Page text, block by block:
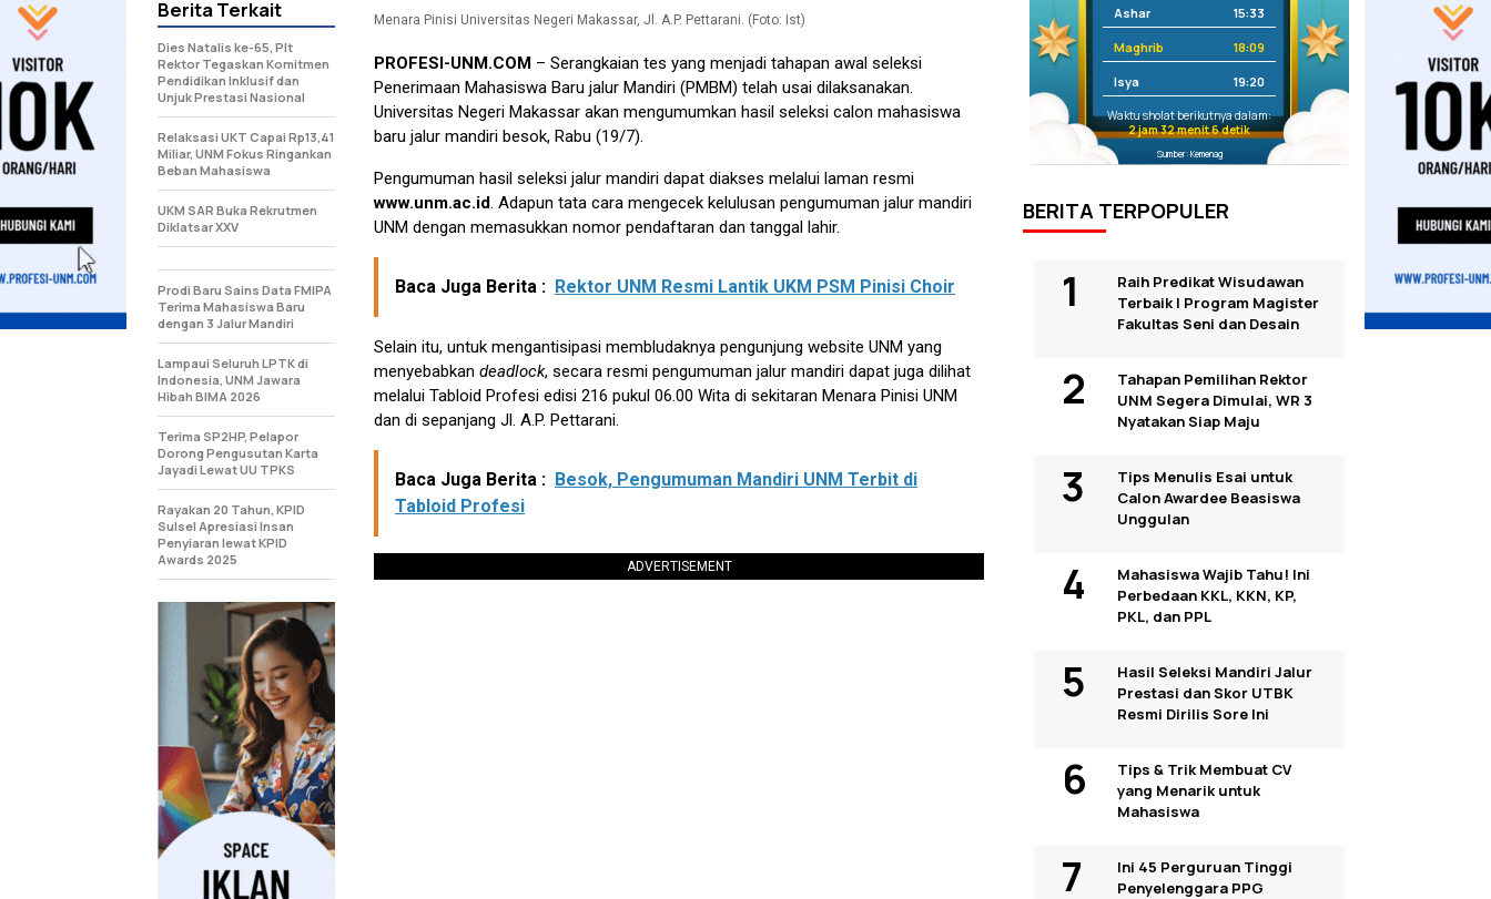
Menara Pinisi Universitas Negeri Makassar, Jl. A.P. Pettarani. (Foto: Ist)
PROFESI-UNM.COM – Serangkaian tes yang menjadi tahapan awal seleksi
Penerimaan Mahasiswa Baru jalur Mandiri (PMBM) telah usai dilaksanakan.
Universitas Negeri Makassar akan mengumumkan hasil seleksi calon mahasiswa
baru jalur mandiri besok, Rabu (19/7).
Pengumuman hasil seleksi jalur mandiri dapat diakses melalui laman resmi
www.unm.ac.id. Adapun tata cara mengecek kelulusan pengumuman jalur mandiri
UNM dengan memasukkan nomor pendaftaran dan tanggal lahir.
Baca Juga Berita : Rektor UNM Resmi Lantik UKM PSM Pinisi Choir
Selain itu, untuk mengantisipasi membludaknya pengunjung website UNM yang
menyebabkan deadlock, secara resmi pengumuman jalur mandiri dapat juga dilihat
melalui Tabloid Profesi edisi 216 pukul 06.00 Wita di sekitaran Menara Pinisi UNM
dan di sepanjang Jl. A.P. Pettarani.
Baca Juga Berita : Besok, Pengumuman Mandiri UNM Terbit di
Tabloid Profesi
ADVERTISEMENT
Berita Terkait
Dies Natalis ke-65, Plt
Rektor Tegaskan Komitmen
Pendidikan Inklusif dan
Unjuk Prestasi Nasional
Relaksasi UKT Capai Rp13,41
Miliar, UNM Fokus Ringankan
Beban Mahasiswa
UKM SAR Buka Rekrutmen
Diklatsar XXV
Prodi Baru Sains Data FMIPA
Terima Mahasiswa Baru
dengan 3 Jalur Mandiri
Lampaui Seluruh LPTK di
Indonesia, UNM Jawara
Hibah BIMA 2026
Terima SP2HP, Pelapor
Dorong Pengusutan Karta
Jayadi Lewat UU TPKS
Rayakan 20 Tahun, KPID
Sulsel Apresiasi Insan
Penyiaran lewat KPID
Awards 2025
Ashar 15:33
Maghrib 18:09
Isya 19:20
Waktu sholat berikutnya dalam:
2 jam 32 menit 5 detik
Sumber: Kemenag
BERITA TERPOPULER
Raih Predikat Wisudawan
Terbaik I Program Magister
Fakultas Seni dan Desain
Tahapan Pemilihan Rektor
UNM Segera Dimulai, WR 3
Nyatakan Siap Maju
Tips Menulis Esai untuk
Calon Awardee Beasiswa
Unggulan
Mahasiswa Wajib Tahu! Ini
Perbedaan KKL, KKN, KP,
PKL, dan PPL
Hasil Seleksi Mandiri Jalur
Prestasi dan Skor UTBK
Resmi Dirilis Sore Ini
Tips & Trik Membuat CV
yang Menarik untuk
Mahasiswa
Ini 45 Perguruan Tinggi
Penyelenggara PPG